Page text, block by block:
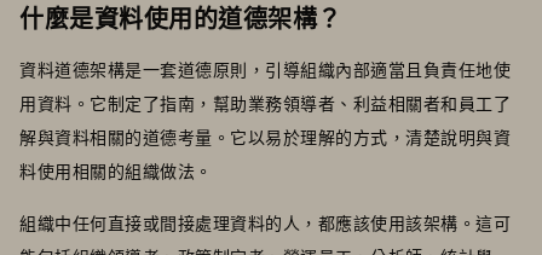
什麼是資料使用的道德架構？
資料道德架構是一套道德原則，引導組織內部適當且負責任地使
用資料。它制定了指南，幫助業務領導者、利益相關者和員工了
解與資料相關的道德考量。它以易於理解的方式，清楚說明與資
料使用相關的組織做法。
組織中任何直接或間接處理資料的人，都應該使用該架構。這可